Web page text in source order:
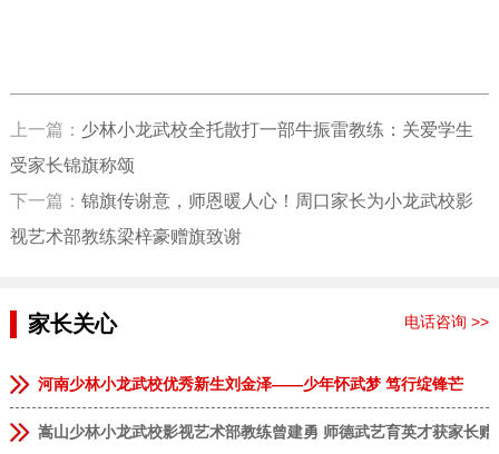
上一篇： 少林小龙武校全托散打一部牛振雷教练：关爱学生
受家长锦旗称颂
下一篇： 锦旗传谢意，师恩暖人心！周口家长为小龙武校影
视艺术部教练梁梓豪赠旗致谢
家长关心 电话咨询 >>
河南少林小龙武校优秀新生刘金泽——少年怀武梦 笃行绽锋芒
嵩山少林小龙武校影视艺术部教练曾建勇 师德武艺育英才获家长赠